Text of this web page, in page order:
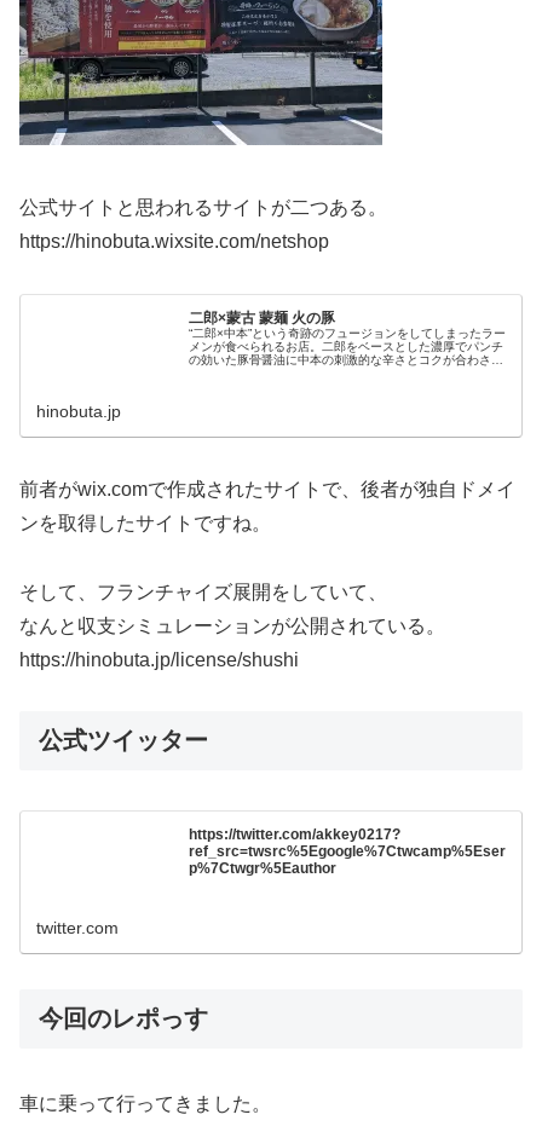
公式サイトと思われるサイトが二つある。
https://hinobuta.wixsite.com/netshop
二郎×蒙古 蒙麺 火の豚
“二郎×中本”という奇跡のフュージョンをしてしまったラー
メンが食べられるお店。二郎をベースとした濃厚でパンチ
の効いた豚骨醤油に中本の刺激的な辛さとコクが合わさる
hinobuta.jp
前者がwix.comで作成されたサイトで、後者が独自ドメイ
ンを取得したサイトですね。
そして、フランチャイズ展開をしていて、
なんと収支シミュレーションが公開されている。
https://hinobuta.jp/license/shushi
公式ツイッター
https://twitter.com/akkey0217?
ref_src=twsrc%5Egoogle%7Ctwcamp%5Eser
p%7Ctwgr%5Eauthor
twitter.com
今回のレポっす
車に乗って行ってきました。